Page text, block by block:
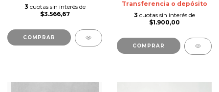
3 cuotas sin interés de
$3.566,67
COMPRAR
Transferencia o depósito
3 cuotas sin interés de
$1.900,00
COMPRAR